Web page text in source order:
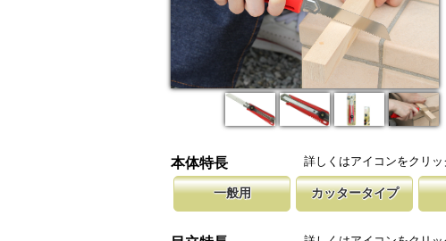
本体特長 詳しくはアイコンをクリッ
一般用
しています。 お子様の工作や木製品の切断や解体など
カッタータイプ
大きな鋸を持ち歩くのは大変ですが、このサイズ
します。 鋸刃のマー